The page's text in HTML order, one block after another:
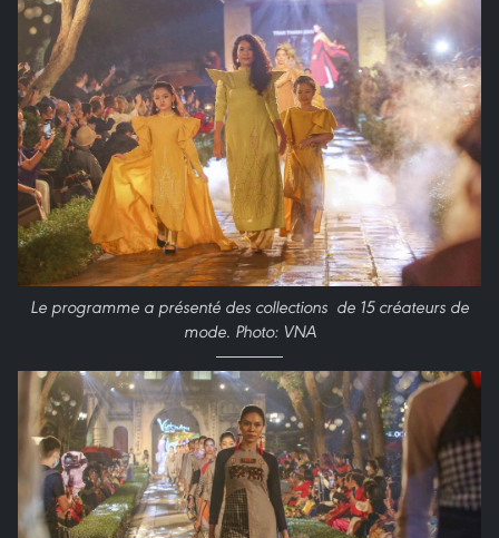
Le programme a présenté des collections de 15 créateurs de
mode. Photo: VNA